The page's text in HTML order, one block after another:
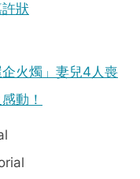
狀
企火燭」妻兒4人喪
動！